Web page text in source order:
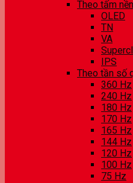
Theo tấm nền
OLED
TN
VA
IPS
Theo tần số
360 Hz
240 Hz
180 Hz
170 Hz
165 Hz
144 Hz
120 Hz
100 Hz
75 Hz